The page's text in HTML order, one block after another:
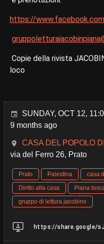
https://
Copie della rivista
loco
SUNDAY, OCT 12,
9 months ago
CASA DEL POPOLO
via del Ferro 26, Prato
Prato Palestina casa
Diritto alla casa
Piana
gruppo di lettura jacobino
https://share.google/